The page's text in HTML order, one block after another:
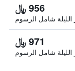
956 ﷼
شامل الرسوم
971 ﷼
شامل الرسوم